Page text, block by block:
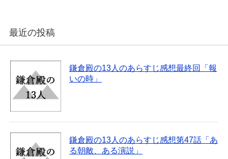
最近の投稿
鎌倉殿の13人のあらすじ感想最終回「報
いの時」
鎌倉殿の13人のあらすじ感想第47話「あ
る朝敵、ある演説」